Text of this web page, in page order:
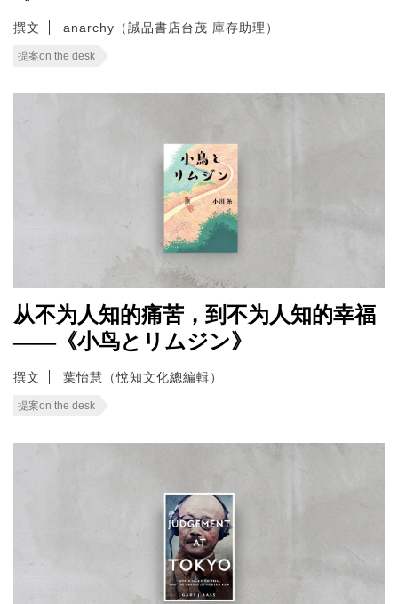
撰文 anarchy（誠品書店台茂 庫存助理）
提案on the desk
从不为人知的痛苦，到不为人知的幸福
——《小鸟とリムジン》
撰文 葉怡慧（悅知文化總編輯）
提案on the desk